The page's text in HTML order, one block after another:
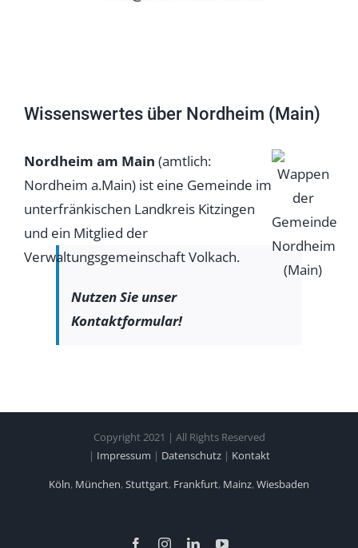
Wissenswertes über Nordheim (Main)
Nordheim am Main (amtlich:
Nordheim a.Main) ist eine Gemeinde im
unterfränkischen Landkreis Kitzingen
und ein Mitglied der
Verwaltungsgemeinschaft Volkach.
Nutzen Sie unser
Kontaktformular!
Copyright 2021 | All Rights Reserved
| Impressum | Datenschutz| Kontakt
Köln, München,Stuttgart, Frankfurt, Mainz,Wiesbaden
FacebookInstagramLinkedInYouTube